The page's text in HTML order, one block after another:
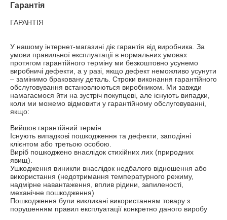
Гарантія
ГАРАНТІЯ
У нашому інтернет-магазині діє гарантія від виробника. За
умови правильної експлуатації в нормальних умовах
протягом гарантійного терміну ми безкоштовно усунемо
виробничі дефекти, а у разі, якщо дефект неможливо усунути
– замінимо браковану деталь. Строки виконання гарантійного
обслуговування встановлюються виробником. Ми завжди
намагаємося йти на зустріч покупцеві, але існують випадки,
коли ми можемо відмовити у гарантійному обслуговуванні,
якщо:
Вийшов гарантійний термін
Існують випадкові пошкодження та дефекти, заподіяні
клієнтом або третьою особою.
Виріб пошкоджено внаслідок стихійних лих (природних
явищ).
Ушкодження виникли внаслідок недбалого відношення або
використання (недотримання температурного режиму,
надмірне навантаження, вплив рідини, запиленості,
механічне пошкодження)
Пошкодження були викликані використанням товару з
порушенням правил експлуатації конкретно даного виробу